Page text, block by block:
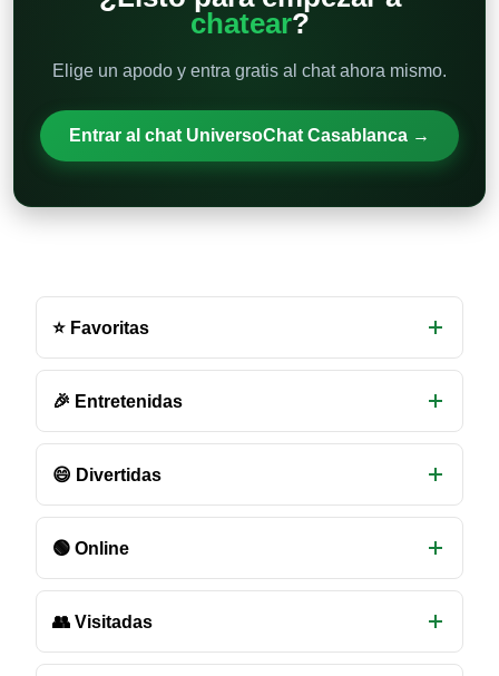
chatear?
Elige un apodo y entra gratis al chat ahora mismo.
Entrar al chat UniversoChat Casablanca →
de
chat
disponibles
⭐ Favoritas
🎉 Entretenidas
😄 Divertidas
🟢 Online
👥 Visitadas